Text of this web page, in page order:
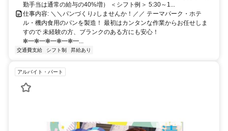
勤手当は通常の給与の40%増） ＜シフト例＞ 5:30～1...
仕事内容: ＼＼パンづくり♪しませんか！／／ テーマパーク・ホテ
ル・機内食用のパンを製造！ 最初はカンタンな作業からお任せしま
すので 未経験の方、ブランクのある方にも安心！
✻━✻━✻━✻━✻━...
交通費支給 シフト制 昇給あり
アルバイト・パート